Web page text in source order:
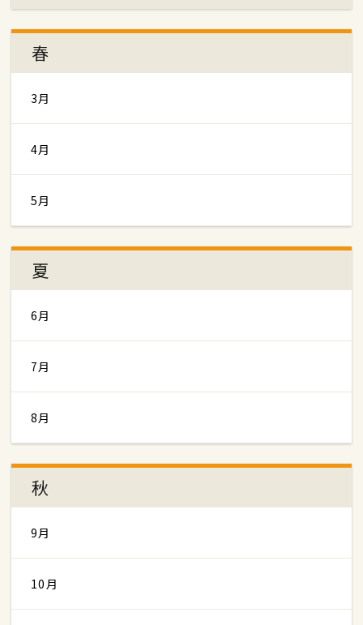
春
3月
4月
5月
夏
6月
7月
8月
秋
9月
10月